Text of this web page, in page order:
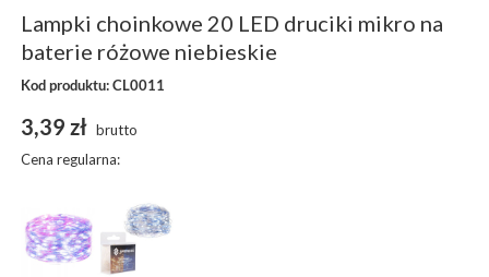
Lampki choinkowe 20 LED druciki mikro na
baterie różowe niebieskie
Kod produktu: CL0011
3,39 zł brutto
Cena regularna: